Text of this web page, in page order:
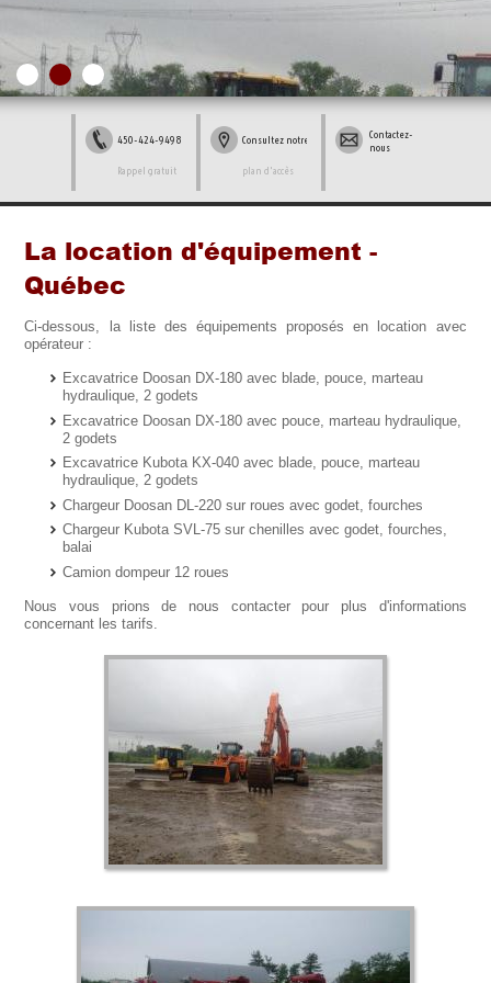
450-424-9498
Rappel gratuit
Consultez notre
plan d'accès
Contactez-
nous
La location d'équipement -
Québec
Ci-dessous, la liste des équipements proposés en location avec
opérateur :
Excavatrice Doosan DX-180 avec blade, pouce, marteau
hydraulique, 2 godets
Excavatrice Doosan DX-180 avec pouce, marteau hydraulique,
2 godets
Excavatrice Kubota KX-040 avec blade, pouce, marteau
hydraulique, 2 godets
Chargeur Doosan DL-220 sur roues avec godet, fourches
Chargeur Kubota SVL-75 sur chenilles avec godet, fourches,
balai
Camion dompeur 12 roues
Nous vous prions de nous contacter pour plus d'informations
concernant les tarifs.